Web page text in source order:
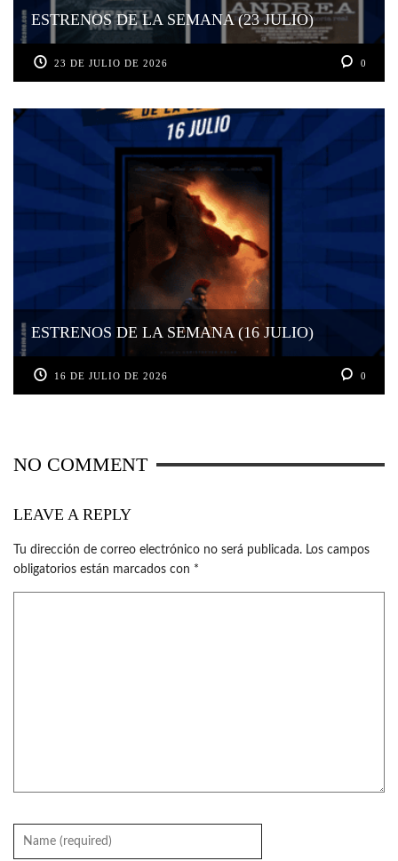
ESTRENOS DE LA SEMANA (23 JULIO)
23 DE JULIO DE 2026 0
ESTRENOS DE LA SEMANA (16 JULIO)
16 DE JULIO DE 2026 0
NO COMMENT
LEAVE A REPLY
Tu dirección de correo electrónico no será publicada. Los campos
obligatorios están marcados con *